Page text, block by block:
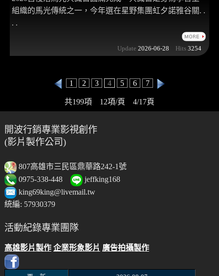
組織的馬光傳統之一，今年選在星野集團虹夕諾雅谷關. .
. .
Update 2026-06-28 Hits 3254
1 2 3 4 5 6 7
共199項 12項/頁 4/17頁
開波行銷專業影視創作
(影片製作公司)
807高雄市三民區鼎華路242-1號
0975-338-448
jeffking168
king69king@livemail.tw
統編: 57930379
活動紀錄專業團隊
高雄影片製作 企業形象影片 廣告拍攝製作